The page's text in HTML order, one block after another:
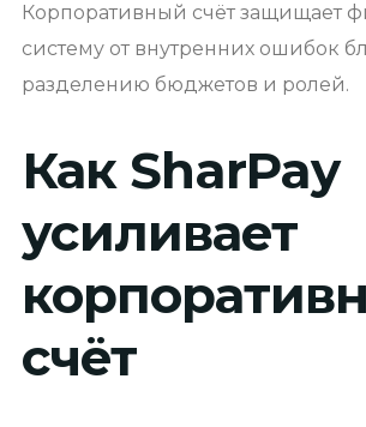
Корпоративный счёт защищает
систему от внутренних ошибок
разделению бюджетов и ролей.
Как SharPay
усиливает
счёт